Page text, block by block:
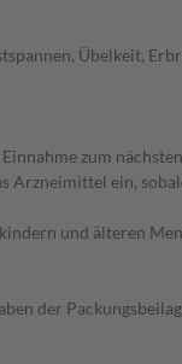
Übelkeit,
Einnahme zum
Arzneimittel ein,
und älteren
der